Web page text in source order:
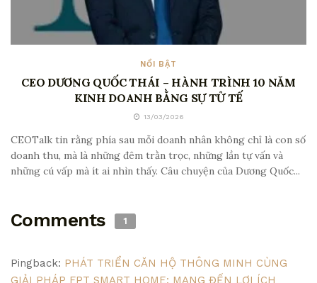
NỔI BẬT
CEO DƯƠNG QUỐC THÁI – HÀNH TRÌNH 10 NĂM
KINH DOANH BẰNG SỰ TỬ TẾ
13/03/2026
CEOTalk tin rằng phía sau mỗi doanh nhân không chỉ là con số
doanh thu, mà là những đêm trằn trọc, những lần tự vấn và
những cú vấp mà ít ai nhìn thấy. Câu chuyện của Dương Quốc...
Comments 1
Pingback: PHÁT TRIỂN CĂN HỘ THÔNG MINH CÙNG
GIẢI PHÁP FPT SMART HOME: MANG ĐẾN LỢI ÍCH